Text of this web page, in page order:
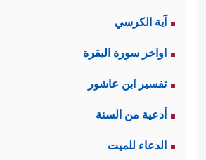
آية الكرسي
اواخر سورة البقرة
تفسير ابن عاشور
أدعية من السنة
الدعاء للميت